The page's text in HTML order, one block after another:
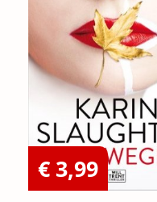
€ 3,99